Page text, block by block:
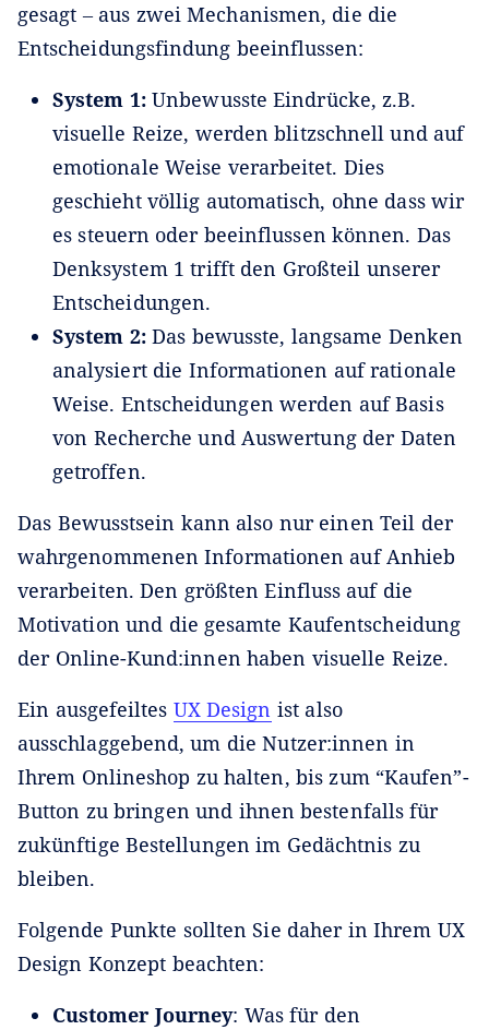
gesagt ‒ aus zwei Mechanismen, die die
Entscheidungsfindung beeinflussen:
System 1:Unbewusste Eindrücke, z.B.
visuelle Reize, werden blitzschnell und auf
emotionale Weise verarbeitet. Dies
geschieht völlig automatisch, ohne dass wir
es steuern oder beeinflussen können. Das
Denksystem 1 trifft den Großteil unserer
Entscheidungen.
System 2:Das bewusste, langsame Denken
analysiert die Informationen auf rationale
Weise. Entscheidungen werden auf Basis
von Recherche und Auswertung der Daten
getroffen.
Das Bewusstsein kann also nur einen Teil der
wahrgenommenen Informationen auf Anhieb
verarbeiten. Den größten Einfluss auf die
Motivation und die gesamte Kaufentscheidung
der Online-Kund:innen haben visuelle Reize.
Ein ausgefeiltes UX Design ist also
ausschlaggebend, um die Nutzer:innen in
Ihrem Onlineshop zu halten, bis zum “Kaufen”-
Button zu bringen und ihnen bestenfalls für
zukünftige Bestellungen im Gedächtnis zu
bleiben.
Folgende Punkte sollten Sie daher in Ihrem UX
Design Konzept beachten:
Customer Journey: Was für den